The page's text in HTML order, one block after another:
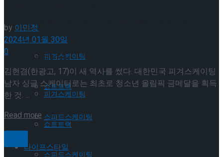
피겨스케이팅
쇼트트랙
스피드스케이팅
라이프스타일
Trending Tags
피겨스케이팅
쇼트트랙
스피드스케이팅
by 이민정
2024년 01월 30일
0
김현겸(한광고, 17)이 새 역사를 썼다. 대한민국 피겨스케이팅
남자 싱글 스케이터로는 최초로 청소년 올림픽 금메달을 획득
한 것. ...
Read more Details